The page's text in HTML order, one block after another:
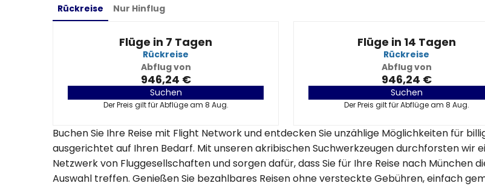
Rückreise Nur Hinflug
Flüge in 7 Tagen
Rückreise
Abflug von
946,24 €
Suchen
Der Preis gilt für Abflüge am 8 Aug.
Flüge in 14 Tagen
Rückreise
Abflug von
946,24 €
Suchen
Der Preis gilt für Abflüge am 8 Aug.
Buchen Sie Ihre Reise mit Flight Network und entdecken Sie unzählige Möglichkeiten für
ausgerichtet auf Ihren Bedarf. Mit unseren akribischen Suchwerkzeugen durchforsten wir
Netzwerk von Fluggesellschaften und sorgen dafür, dass Sie für Ihre Reise nach München
Auswahl treffen. Genießen Sie bezahlbares Reisen ohne versteckte Gebühren, einfach